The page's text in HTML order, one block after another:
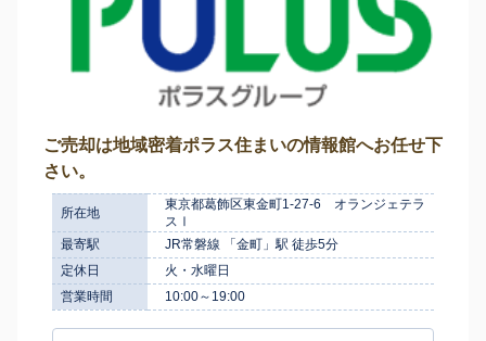
ご売却は地域密着ポラス住まいの情報館へお任せ下
さい。
所在地
東京都葛飾区東金町1-27-6 オランジェテラ
スⅠ
最寄駅
JR常磐線 「金町」駅 徒歩5分
定休日
火・水曜日
営業時間
10:00～19:00